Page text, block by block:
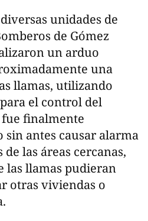
unidades de
de Gómez
un arduo
una
llamas, utilizando
el control del
finalmente
sin antes causar alarma
las áreas cercanas,
las llamas pudieran
otras viviendas o